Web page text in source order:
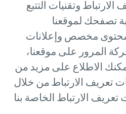
وتقنيات التتبع
تصفحك لموقعنا
محتوى مخصص وإعلانات
المرور على موقعنا،
الاطلاع على مزيد من
تعريف الارتباط من خلال
الصناعية المنظمة
Başpınar 5.Organize
Bölgesi, 83535
Numaralı Cadde, No:13,
27000,
Şehitkamil/GAZİANTEP